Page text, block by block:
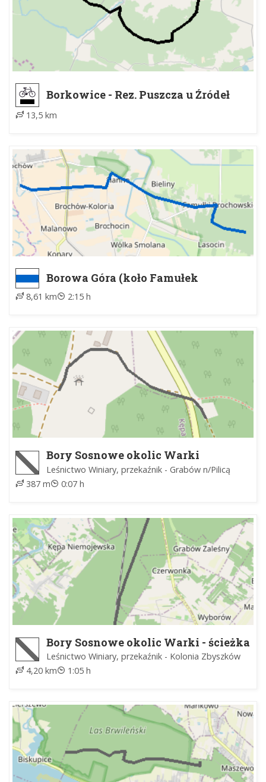
Borkowice - Rez. Puszcza u Źródeł
13,5 km
Borowa Góra (koło Famułek
Brochowskich) - Brochów, kościół
8,61 km 2:15 h
Bory Sosnowe okolic Warki
Leśnictwo Winiary, przekaźnik - Grabów n/Pilicą
387 m
0:07 h
Bory Sosnowe okolic Warki - ścieżka
Leśnictwo Winiary, przekaźnik - Kolonia Zbyszków
4,20 km
1:05 h